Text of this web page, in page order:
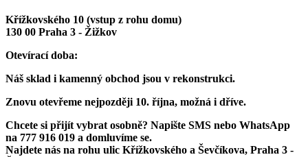
Křížkovského 10 (vstup z rohu domu)
130 00 Praha 3 - Žižkov
Otevírací doba:
Náš sklad i kamenný obchod jsou v rekonstrukci.
Znovu otevřeme nejpozději 10. října, možná i dříve.
Chcete si přijít vybrat osobně? Napište SMS nebo WhatsApp
na 777 916 019 a domluvíme se.
Najdete nás na rohu ulic Křížkovského a Ševčíkova, Praha 3 -